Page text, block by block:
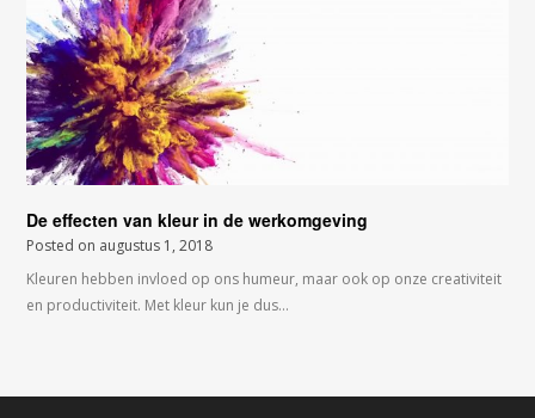
De effecten van kleur in de werkomgeving
Posted on augustus 1, 2018
Kleuren hebben invloed op ons humeur, maar ook op onze creativiteit
en productiviteit. Met kleur kun je dus…